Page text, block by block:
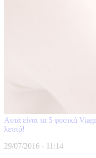
Αυτά είναι τα 5 φυσικά
λεπτό!
29/07/2016 - 11:14